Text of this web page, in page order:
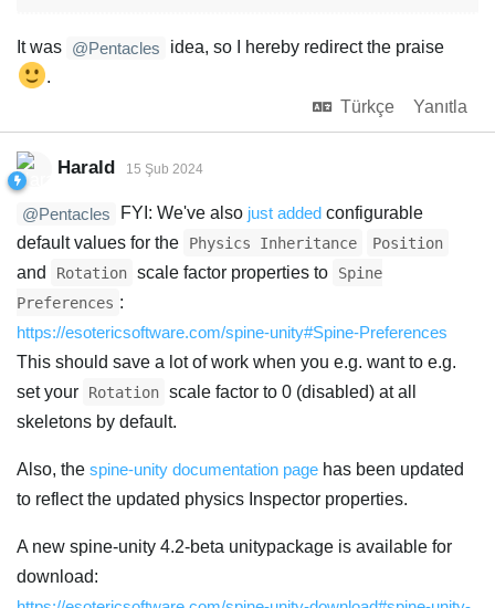
It was @Pentacles
idea, so I hereby redirect the praise
.
Türkçe
Yanıtla
Harald 15 Şub 2024
@Pentacles FYI: We've also just added configurable
default values for the
Physics Inheritance Position
and Rotation scale factor properties to
Spine
Preferences :
https://esotericsoftware.com/spine-unity#Spine-Preferences
This should save a lot of work when you e.g. want to e.g.
set your
Rotation scale factor to 0 (disabled) at all
skeletons by default.
Also, the spine-unity documentation page has been updated
to reflect the updated physics Inspector properties.
A new spine-unity 4.2-beta unitypackage is available for
download: